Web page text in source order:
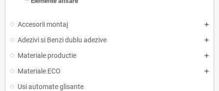
Accesorii montaj
Adezivi si Benzi dublu adezive
Materiale productie
Materiale ECO
Usi automate glisante